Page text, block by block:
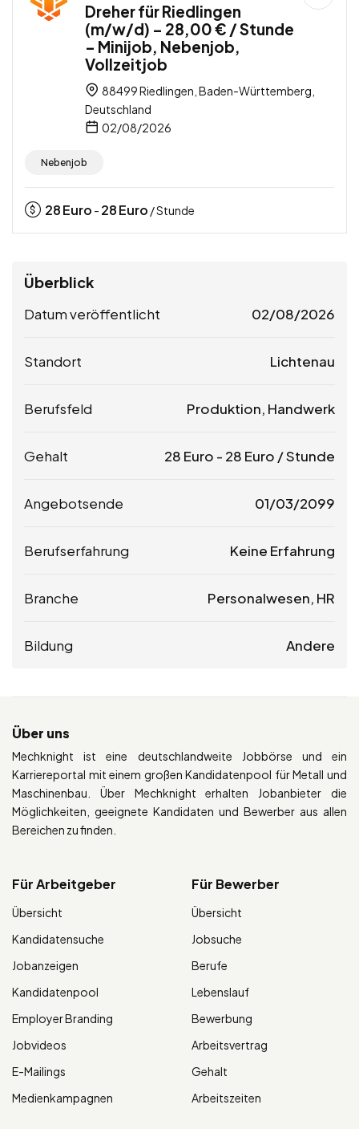
Dreher für Riedlingen
(m/w/d) – 28,00 € / Stunde
– Minijob, Nebenjob,
Vollzeitjob
88499 Riedlingen, Baden-Württemberg,
Deutschland
02/08/2026
Nebenjob
28Euro - 28Euro / Stunde
Überblick
Datum veröffentlicht 02/08/2026
Standort Lichtenau
Berufsfeld Produktion, Handwerk
Gehalt 28 Euro - 28 Euro / Stunde
Angebotsende 01/03/2099
Berufserfahrung Keine Erfahrung
Branche Personalwesen, HR
Bildung Andere
Über uns
Mechknight ist eine deutschlandweite Jobbörse und ein
Karriereportal mit einem großen Kandidatenpool für Metall und
Maschinenbau. Über Mechknight erhalten Jobanbieter die
Möglichkeiten, geeignete Kandidaten und Bewerber aus allen
Bereichen zu finden.
Für Arbeitgeber
Übersicht
Kandidatensuche
Jobanzeigen
Kandidatenpool
Employer Branding
Jobvideos
E-Mailings
Medienkampagnen
Für Bewerber
Übersicht
Jobsuche
Berufe
Lebenslauf
Bewerbung
Arbeitsvertrag
Gehalt
Arbeitszeiten